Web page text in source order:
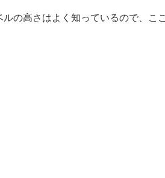
の高さはよく知っているので、こ